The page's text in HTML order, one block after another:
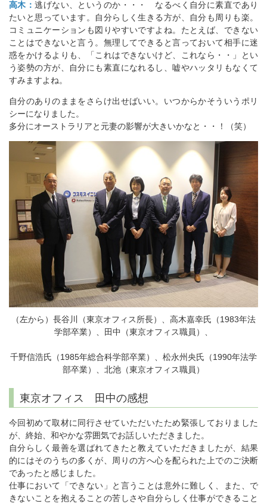
高木：逃げない、というのか・・・ なるべく自分に素直であり
たいと思っています。自分らしく生きる方が、自分も周りも楽。
コミュニケーションも図りやすいですよね。たとえば、できない
ことはできないと言う。無理してできると言っておいて相手に迷
惑をかけるよりも、「これはできないけど、これなら・・」とい
う姿勢の方が、自分にも素直になれるし、嘘やハッタリもなくて
すみますよね。
自分のありのままをさらけ出せばいい。いつからかそういうポリ
シーになりました。
多分にオーストラリアと元妻の影響が大きいかなと・・！（笑）
（左から）長谷川（東京オフィス所長）、高木嘉幸氏（1983年法
学部卒業）、田中（東京オフィス職員）、
千野信浩氏（1985年総合科学部卒業）、松永州央氏（1990年法学
部卒業）、北池（東京オフィス職員）
東京オフィス 田中の感想
今回初めて取材に同行させていただいたため緊張しておりました
が、終始、和やかな雰囲気でお話しいただきました。
自分らしく最善を選ばれてきたと教えていただきましたが、結果
的にはそのうちの多くが、周りの方へ心を配られた上でのご決断
であったと感じました。
仕事において「できない」と言うことは意外に難しく、また、で
きないことを抱えることの苦しさや自分らしく仕事ができること